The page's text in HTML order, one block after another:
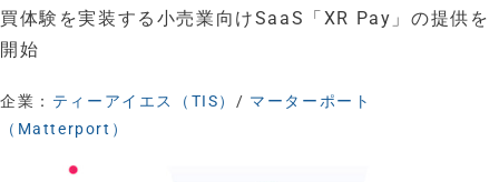
買体験を実装する小売業向けSaaS「XR Pay」の提供を
開始
企業： ティーアイエス（TIS）/ マーターポート
（Matterport）